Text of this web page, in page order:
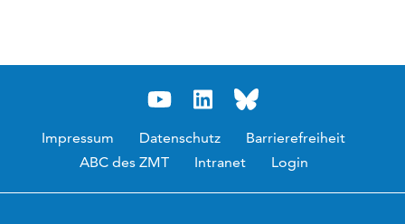
Impressum Datenschutz
Barrierefreiheit
ABC des ZMT
Intranet Login